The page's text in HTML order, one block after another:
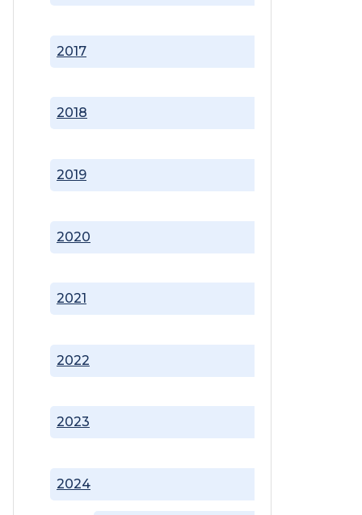
2017
2018
2019
2020
2021
2022
2023
2024